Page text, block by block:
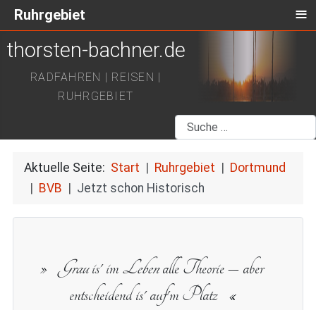
thorsten-bachner.de
RADFAHREN | REISEN |
RUHRGEBIET
Suchen
Aktuelle Seite: Start Ruhrgebiet
Dortmund
BVB
Jetzt schon Historisch
Grauis' imLebenalle Theorie – aber
entscheidend is' auf'm Platz
Ruhrgebiet ≡